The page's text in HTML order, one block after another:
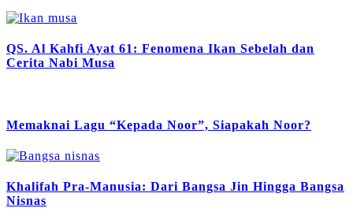
QS. Al Kahfi Ayat 61: Fenomena Ikan Sebelah dan
Cerita Nabi Musa
Memaknai Lagu “Kepada Noor”, Siapakah Noor?
Khalifah Pra-Manusia: Dari Bangsa Jin Hingga Bangsa
Nisnas